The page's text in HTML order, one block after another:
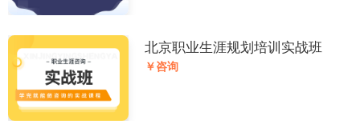
北京职业生涯规划培训实战班
￥咨询